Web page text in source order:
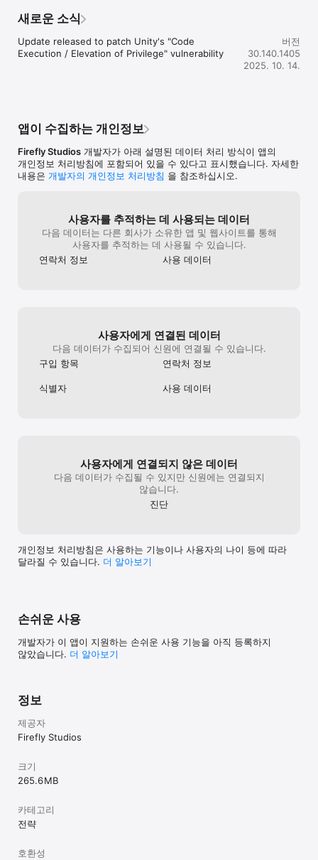
Turn the oceans red by waging bloody war across 38 tropical
islands with new, changing sea conditions. Players must fight
for a single kingly throne avoiding rough seas and the
occasional hurricane as they attack, scout and trade across a
medieval archipelago.
islands. Attacking forces may catch a strong tailwind and
obliterate their enemies in the blink of an eye. Traders can
double their earnings in a single day by all casting off while
conditions are favorable. Scouts on the other hand could be
so heavily delayed by storms at sea that, upon returning
home, find their actions have sparked a conflict that has
Old strategies, routines and timed attacks will be rethought as
players adjust to the changing pace of this new game world
and fight for control of the high seas.
GAME DESCRIPTION
map of medieval Europe. Rule as you desire and become a
feudal Lord! Siege other players, battle AI opponents,
research new weaponry, forge alliances in player Factions and
• Build an Online Stronghold - Defend your territory with
impenetrable castle defences and fiendish traps.
• Rule Your Parish - Build a castle in your hometown and wage
war on your neighbours across the UK, Germany, France and
• Explore a Vast Tech Tree – Become a warlord, trader, farmer
or diplomat by researching new upgrades and structures.
• Lead Your Faction - Forge alliances with other players and
play, with no upfront payment or subscription required.
Like – facebook.com/strongholdkingdoms
Follow – twitter.com/shkingdoms
새로운 소식
Update released to patch Unity's "Code
Execution / Elevation of Privilege" vulnerability
버전
30.140.1405
2025. 10. 14.
앱이 수집하는 개인정보
Firefly Studios 개발자가 아래 설명된 데이터 처리 방식이 앱의
개인정보 처리방침에 포함되어 있을 수 있다고 표시했습니다. 자세한
내용은 개발자의 개인정보 처리방침 을 참조하십시오.
사용자를 추적하는 데 사용되는 데이터
다음 데이터는 다른 회사가 소유한 앱 및 웹사이트를 통해
사용자를 추적하는 데 사용될 수 있습니다.
연락처 정보
사용 데이터
사용자에게 연결된 데이터
다음 데이터가 수집되어 신원에 연결될 수 있습니다.
구입 항목
연락처 정보
식별자 사용 데이터
사용자에게 연결되지 않은 데이터
다음 데이터가 수집될 수 있지만 신원에는 연결되지
않습니다.
진단
개인정보 처리방침은 사용하는 기능이나 사용자의 나이 등에 따라
달라질 수 있습니다. 더 알⁠아⁠보⁠기
손쉬운 사용
개발자가 이 앱이 지원하는 손쉬운 사용 기능을 아직 등록하지
않았습니다. 더 알아보기
정보
제공자
Firefly Studios
크기
265.6 MB
카테고리
전략
호환성